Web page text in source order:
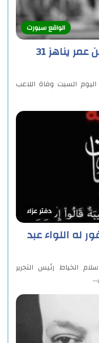
الواقع سبورت
وفاة اللاعب أحمد رفعت عن عمر يناهز 31
السبت وفاة اللاعب
دفتر عزاء
له اللواء عبد
الخياط رئيس التحرير